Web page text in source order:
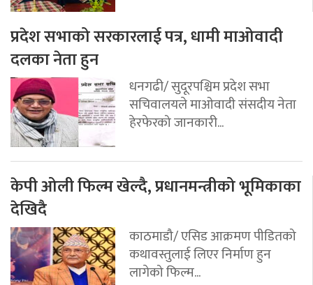
प्रदेश सभाको सरकारलाई पत्र, धामी माओवादी
दलका नेता हुन
धनगढी/ सुदूरपश्चिम प्रदेश सभा
सचिवालयले माओवादी संसदीय नेता
हेरफेरको जानकारी...
केपी ओली फिल्म खेल्दै, प्रधानमन्त्रीको भूमिकाका
देखिदै
काठमाडौ/ एसिड आक्रमण पीडितको
कथावस्तुलाई लिएर निर्माण हुन
लागेको फिल्म...